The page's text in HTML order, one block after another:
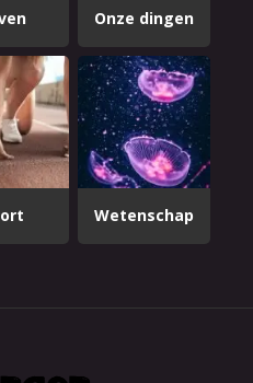
Onze dingen
Wetenschap